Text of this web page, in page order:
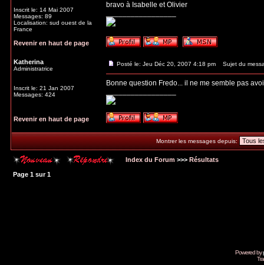
Inscrit le: 14 Mai 2007
Messages: 89
Localisation: sud ouest de la
France
bravo à Isabelle et Olivier
Revenir en haut de page
Katherina
Administratrice
Inscrit le: 21 Jan 2007
Messages: 424
Posté le: Jeu Déc 20, 2007 4:18 pm Sujet du
Bonne question Fredo... il ne me semble pas
Revenir en haut de page
Montrer les messages depuis:
Index du Forum >>> Résultats
Page 1 sur1
Powered by